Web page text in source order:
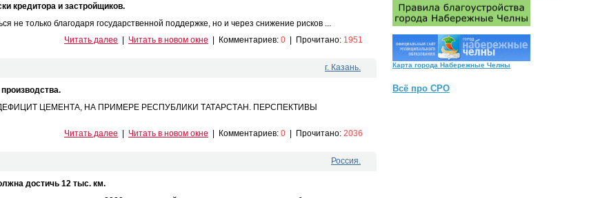
кредитора и застройщиков.
не только благодаря государственной поддержке, но и через снижение рисков ...
Читать далее
Читать в новом окне Комментариев: 0 Прочитано: 1951
г. Казань.
ЦЕМЕНТА, НА ПРИМЕРЕ РЕСПУБЛИКИ ТАТАРСТАН. ПЕРСПЕКТИВЫ
Читать далее
Читать в новом окне Комментариев: 0 Прочитано: 2036
Россия.
достичь 12 тыс. км.
Карта города Набережные Челны
Всё про СРО